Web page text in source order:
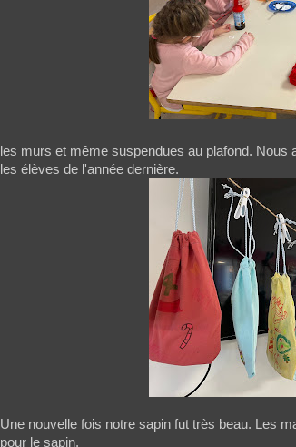
les murs et même suspendues au plafond.
les élèves de l'année dernière.
Une nouvelle fois notre sapin fut très beau. Les
pour le sapin.